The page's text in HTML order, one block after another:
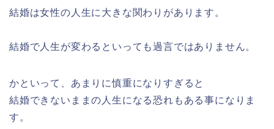
結婚は女性の人生に大きな関わりがあります。
結婚で人生が変わるといっても過言ではありません。
かといって、あまりに慎重になりすぎると
結婚できないままの人生になる恐れもある事になりま
す。